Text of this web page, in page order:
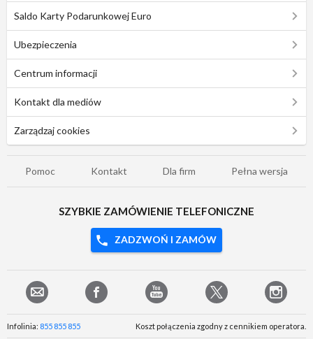
Saldo Karty Podarunkowej Euro
Ubezpieczenia
Centrum informacji
Kontakt dla mediów
Zarządzaj cookies
Pomoc Kontakt Dla firm Pełna wersja
SZYBKIE ZAMÓWIENIE TELEFONICZNE
ZADZWOŃ I ZAMÓW
Infolinia: 855 855 855 Koszt połączenia zgodny z cennikiem operatora.